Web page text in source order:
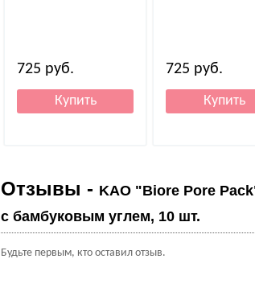
725 руб. 725 руб.
Отзывы - KAO "Biore Pore
с бамбуковым углем, 10 шт.
Будьте первым, кто оставил отзыв.